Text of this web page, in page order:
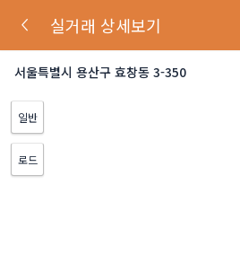
실거래 상세보기
서울특별시 용산구 효창동 3-350
일반
로드